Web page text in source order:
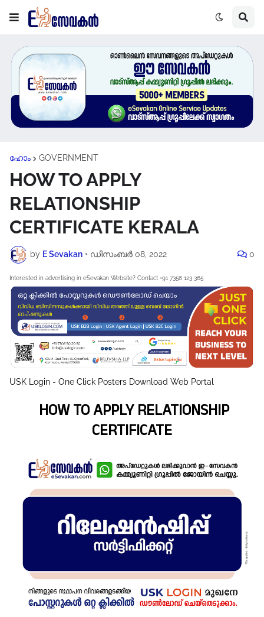
ഹോം GOVERNMENT
HOW TO APPLY
RELATIONSHIP
CERTIFICATE KERALA
by E Sevakan • ഡിസംബർ 08, 2022 0
Interested in advertising in eSevakan Website? Contact +91 7356 123 365
USK Login - One Click Posters Download Web Portal
HOW TO APPLY RELATIONSHIP
CERTIFICATE